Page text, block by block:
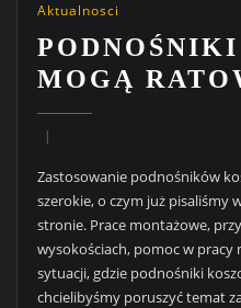
Aktualnosci
MOGĄ
Zastosowanie podnośników
szerokie, o czym już pisaliśmy
stronie. Prace montażowe,
wysokościach, pomoc w
sytuacji, gdzie podnośniki
chcielibyśmy poruszyć temat